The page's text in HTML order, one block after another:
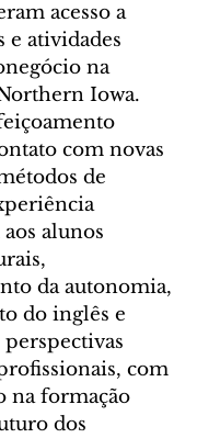
acesso a
e atividades
na
Iowa.
com novas
de
alunos
da autonomia,
do inglês e
com
na formação
dos